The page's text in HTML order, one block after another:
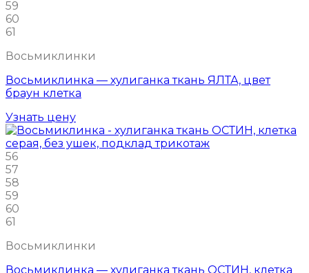
59
60
61
Восьмиклинки
Восьмиклинка — хулиганка ткань ЯЛТА, цвет
браун клетка
Узнать цену
56
57
58
59
60
61
Восьмиклинки
Восьмиклинка — хулиганка ткань ОСТИН, клетка